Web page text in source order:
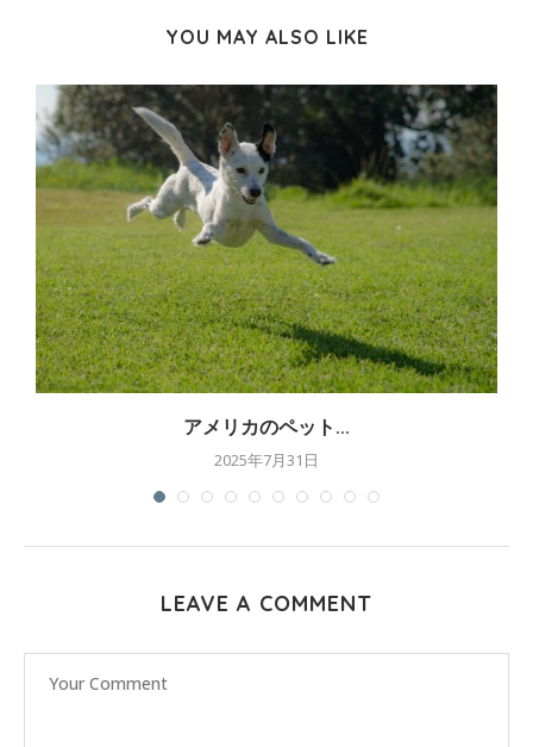
YOU MAY ALSO LIKE
アメリカのペット...
2025年7月31日
LEAVE A COMMENT